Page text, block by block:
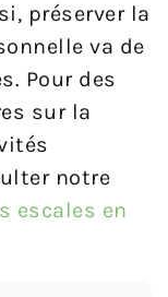
préserver la
va de
Pour des
sur la
notre
escales en